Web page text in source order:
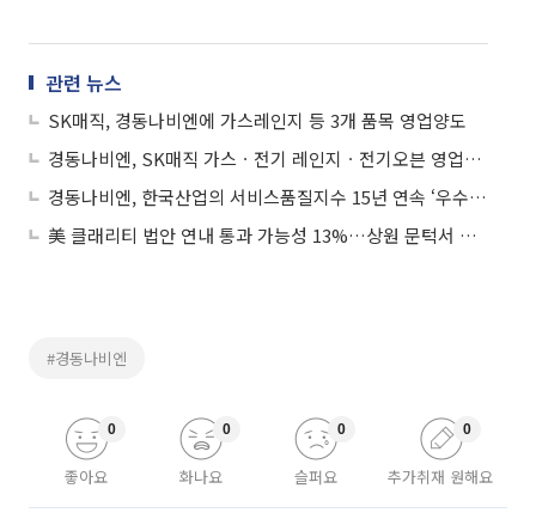
관련 뉴스
SK매직, 경동나비엔에 가스레인지 등 3개 품목 영업양도
경동나비엔, SK매직 가스ㆍ전기 레인지ㆍ전기오븐 영업권 인수 계약 체결
경동나비엔, 한국산업의 서비스품질지수 15년 연속 ‘우수 콜센터’ 선정
美 클래리티 법안 연내 통과 가능성 13%…상원 문턱서 제동
#경동나비엔
좋아요
0
화나요
0
슬퍼요
0
추가취재 원해요
0